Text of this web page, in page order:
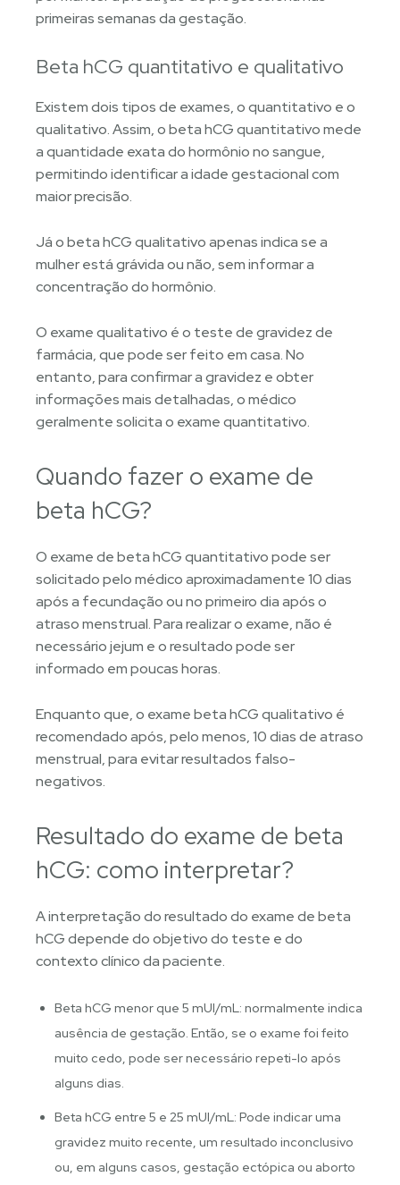
primeiras semanas da gestação.
Beta hCG quantitativo e qualitativo
Existem dois tipos de exames, o quantitativo e o
qualitativo. Assim, o beta hCG quantitativo mede
a quantidade exata do hormônio no sangue,
permitindo identificar a idade gestacional com
maior precisão.
Já o beta hCG qualitativo apenas indica se a
mulher está grávida ou não, sem informar a
concentração do hormônio.
O exame qualitativo é o teste de gravidez de
farmácia, que pode ser feito em casa. No
entanto, para confirmar a gravidez e obter
informações mais detalhadas, o médico
geralmente solicita o exame quantitativo.
Quando fazer o exame de
beta hCG?
O exame de beta hCG quantitativo pode ser
solicitado pelo médico aproximadamente 10 dias
após a fecundação ou no primeiro dia após o
atraso menstrual. Para realizar o exame, não é
necessário jejum e o resultado pode ser
informado em poucas horas.
Enquanto que, o exame beta hCG qualitativo é
recomendado após, pelo menos, 10 dias de atraso
menstrual, para evitar resultados falso-
negativos.
Resultado do exame de beta
hCG: como interpretar?
A interpretação do resultado do exame de beta
hCG depende do objetivo do teste e do
contexto clínico da paciente.
Beta hCG menor que 5 mUI/mL: normalmente indica
ausência de gestação. Então, se o exame foi feito
muito cedo, pode ser necessário repeti-lo após
alguns dias.
Beta hCG entre 5 e 25 mUI/mL: Pode indicar uma
gravidez muito recente, um resultado inconclusivo
ou, em alguns casos, gestação ectópica ou aborto